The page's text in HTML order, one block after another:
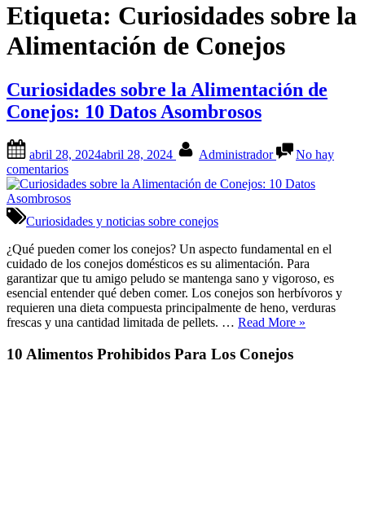
Etiqueta: Curiosidades sobre la
Alimentación de Conejos
Curiosidades sobre la Alimentación de
Conejos: 10 Datos Asombrosos
on
abril 28, 2024abril 28, 2024 Administrador
No hay
comentariosen
Curiosidades
sobre
Alimentación
Conejos:
10
Datos
Asombrosos
Curiosidades y noticias sobre conejos
¿Qué pueden comer los conejos? Un aspecto fundamental en el
cuidado de los conejos domésticos es su alimentación. Para
garantizar que tu amigo peludo se mantenga sano y vigoroso, es
esencial entender qué deben comer. Los conejos son herbívoros y
requieren una dieta compuesta principalmente de heno, verduras
frescas y una cantidad limitada de pellets. … Read More »
10 Alimentos Prohibidos Para Los Conejos